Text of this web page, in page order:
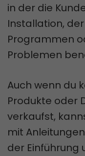
in der die
Installation,
Programmen
Problemen
Auch wenn du
Produkte oder
verkaufst,
mit
der Einführung